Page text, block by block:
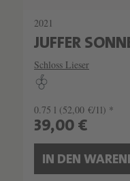
2021
JUFFER
Schloss Lieser
0.75 l (52,00 €/1l) *
39,00 €
IN DEN